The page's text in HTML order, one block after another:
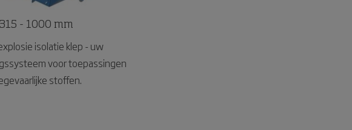
- 1000 mm
isolatie klep - uw
voor toepassingen
stoffen.